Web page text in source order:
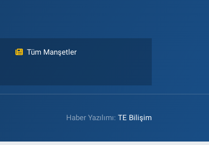
Tüm Manşetler
Haber Yazılımı:TE Bilişim